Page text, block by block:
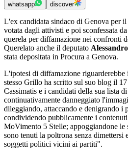
whatsapp discover
L'ex candidata sindaco di Genova per il
votata dagli attivisti e poi sconfessata da
querela per diffamazione nei confronti
Querelato anche il deputato
stata depositata in Procura a Genova.
L'ipotesi di diffamazione
stesso Grillo ha scritto sul suo blog il
Cassimatis e i candidati della sua lista
continuativamente danneggiato
dileggiando, attaccando e denigrando i
condividendo pubblicamente i
MoVimento 5 Stelle; appoggiandone le
sono tenuti la poltrona senza dimettersi
soggetti politici vicini ai partiti".